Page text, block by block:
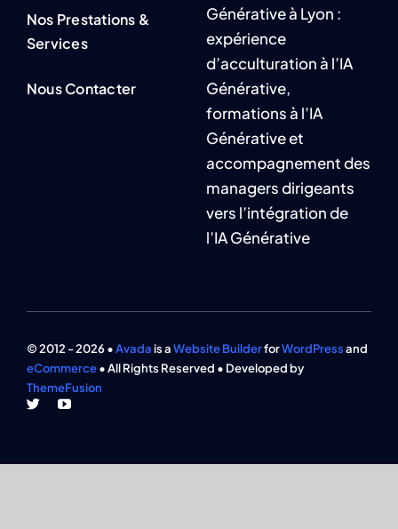
Nos Prestations &
Services
Nous Contacter
Générative à Lyon :
expérience
d’acculturation à l’IA
Générative,
formations à l’IA
Générative et
accompagnement des
managers dirigeants
vers l’intégration de
l’IA Générative
© 2012 - 2026 •Avadais aWebsite BuilderforWordPressand
eCommerce• All Rights Reserved • Developed by
ThemeFusion